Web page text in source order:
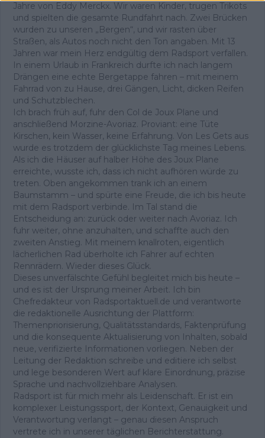
Jahre von Eddy Merckx. Wir waren Kinder, trugen Trikots
und spielten die gesamte Rundfahrt nach. Zwei Brücken
wurden zu unseren „Bergen“, und wir rasten über
Straßen, als Autos noch nicht den Ton angaben. Mit 13
Jahren war mein Herz endgültig dem Radsport verfallen.
In einem Urlaub in Frankreich durfte ich nach langem
Drängen eine echte Bergetappe fahren – mit meinem
Fahrrad von zu Hause, drei Gängen, Licht, dicken Reifen
und Schutzblechen.
Ich brach früh auf, fuhr den Col de Joux Plane und
anschließend Morzine-Avoriaz. Proviant: eine Tüte
Kirschen, kein Wasser, keine Erfahrung. Von Les Gets aus
wurde es trotzdem der glücklichste Tag meines Lebens.
Als ich die Häuser auf halber Höhe des Joux Plane
erreichte, wusste ich, dass ich nicht aufhören würde zu
treten. Oben angekommen trank ich an einem
Baumstamm – und spürte eine Freude, die ich bis heute
mit dem Radsport verbinde. Im Tal stand die
Entscheidung an: zurück oder weiter nach Avoriaz. Ich
fuhr weiter, ohne anzuhalten, und schaffte auch den
zweiten Anstieg. Mit meinem knallroten, eigentlich
lächerlichen Rad überholte ich Fahrer auf echten
Rennrädern. Wieder dieses Glück.
Dieses unverfälschte Gefühl begleitet mich bis heute –
und es ist der Ursprung meiner Arbeit. Ich bin
Chefredakteur von Radsportaktuell.de und verantworte
die redaktionelle Ausrichtung der Plattform:
Themenpriorisierung, Qualitätsstandards, Faktenprüfung
und die konsequente Aktualisierung von Inhalten, sobald
neue, verifizierte Informationen vorliegen. Neben der
Leitung der Redaktion schreibe und editiere ich selbst
und lege besonderen Wert auf klare Einordnung, präzise
Sprache und nachvollziehbare Analysen.
Radsport ist für mich mehr als Leidenschaft. Er ist ein
komplexer Leistungssport, der Kontext, Genauigkeit und
Verantwortung verlangt – genau diesen Anspruch
vertrete ich in unserer täglichen Berichterstattung.